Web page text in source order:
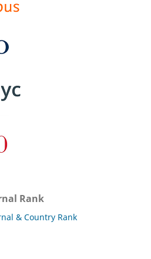
Rank